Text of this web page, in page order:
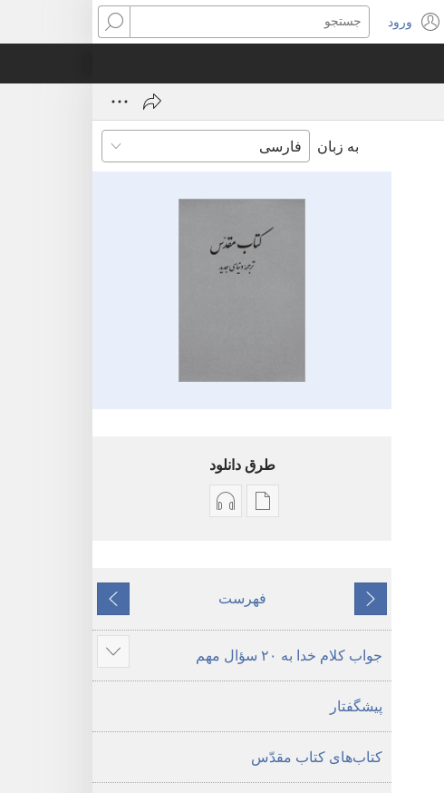
ورود
(پنجره‌ای
جستجو
به زبان
طرق دانلود
گزینۀ
مقدّس
—‏
ترجمهٔ
دنیای
گزینۀ
مقدّس
—‏
ترجمهٔ
جدید
قبلی
فهرست
بعدی
جواب کلام خدا به ۲۰ سؤال مهم
نمای
پیشگفتار
کتاب‌های کتاب مقدّس